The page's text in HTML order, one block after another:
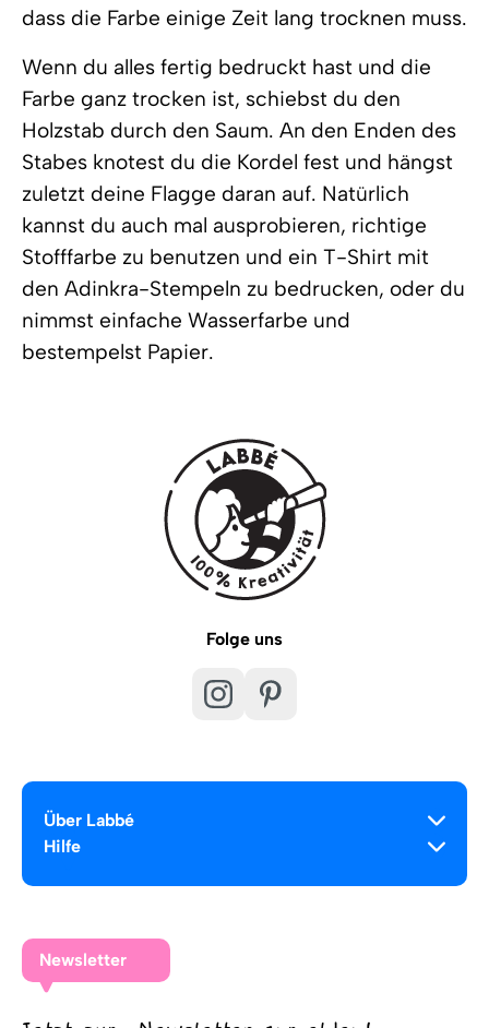
dass die Farbe einige Zeit lang trocknen muss.
Wenn du alles fertig bedruckt hast und die
Farbe ganz trocken ist, schiebst du den
Holzstab durch den Saum. An den Enden des
Stabes knotest du die Kordel fest und hängst
zuletzt deine Flagge daran auf. Natürlich
kannst du auch mal ausprobieren, richtige
Stofffarbe zu benutzen und ein T-Shirt mit
den Adinkra-Stempeln zu bedrucken, oder du
nimmst einfache Wasserfarbe und
bestempelst Papier.
Folge uns
Über Labbé
Hilfe
Newsletter